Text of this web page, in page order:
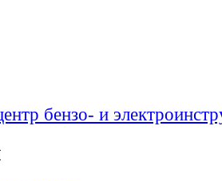
бензо- и